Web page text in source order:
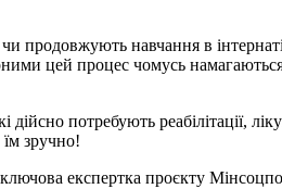
продовжують навчання в
цей процес чомусь
потребують реабілітації,
зручно!
експертка проєкту